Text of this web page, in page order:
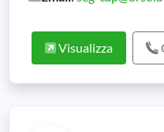
Visualizza